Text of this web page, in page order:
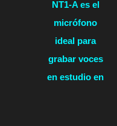
NT1-A es el
micrófono
ideal para
grabar voces
en estudio en